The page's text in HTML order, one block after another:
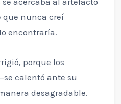
que nunca creí
encontraría.
porque los
calentó ante su
desagradable.